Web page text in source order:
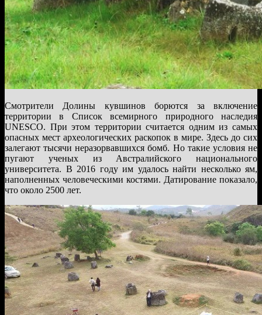
Смотрители Долины кувшинов борются за включение
территории в Список всемирного природного наследия
UNESCO. При этом территории считается одним из самых
опасных мест археологических раскопок в мире. Здесь до сих
залегают тысячи неразорвавшихся бомб. Но такие условия не
пугают ученых из Австралийского национального
университета. В 2016 году им удалось найти несколько ям,
наполненных человеческими костями. Датирование показало,
что около 2500 лет.